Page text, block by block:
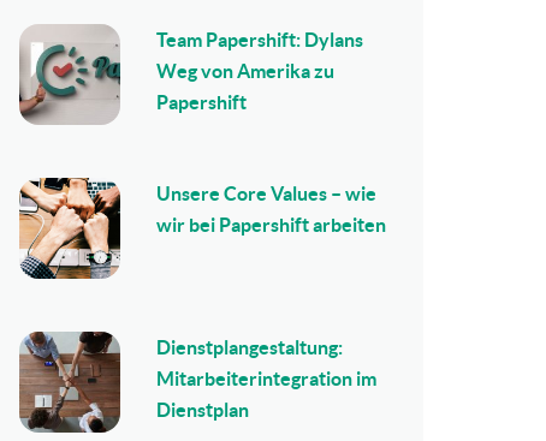
Team Papershift: Dylans
Weg von Amerika zu
Papershift
Unsere Core Values – wie
wir bei Papershift arbeiten
Dienstplangestaltung:
Mitarbeiterintegration im
Dienstplan